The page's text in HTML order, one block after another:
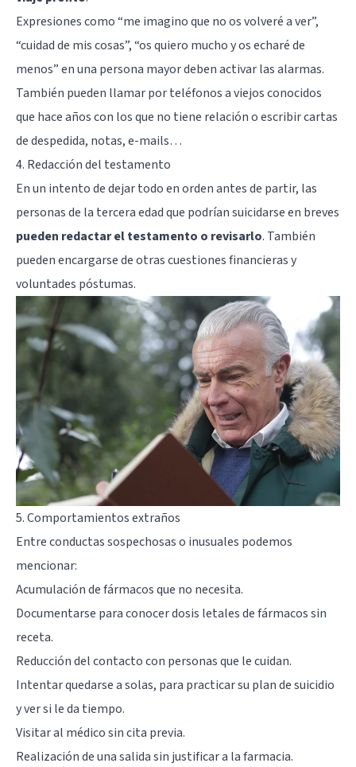
Expresiones como “me imagino que no os volveré a ver”,
“cuidad de mis cosas”, “os quiero mucho y os echaré de
menos” en una persona mayor deben activar las alarmas.
También pueden llamar por teléfonos a viejos conocidos
que hace años con los que no tiene relación o escribir cartas
de despedida, notas, e-mails…
4. Redacción del testamento
En un intento de dejar todo en orden antes de partir, las
personas de la tercera edad que podrían suicidarse en breves
pueden redactar el testamento o revisarlo. También
pueden encargarse de otras cuestiones financieras y
voluntades póstumas.
5. Comportamientos extraños
Entre conductas sospechosas o inusuales podemos
mencionar:
Acumulación de fármacos que no necesita.
Documentarse para conocer dosis letales de fármacos sin
receta.
Reducción del contacto con personas que le cuidan.
Intentar quedarse a solas, para practicar su plan de suicidio
y ver si le da tiempo.
Visitar al médico sin cita previa.
Realización de una salida sin justificar a la farmacia.